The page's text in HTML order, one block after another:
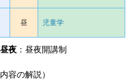
昼 児童学
昼夜 ：昼夜開講制
容の解説）